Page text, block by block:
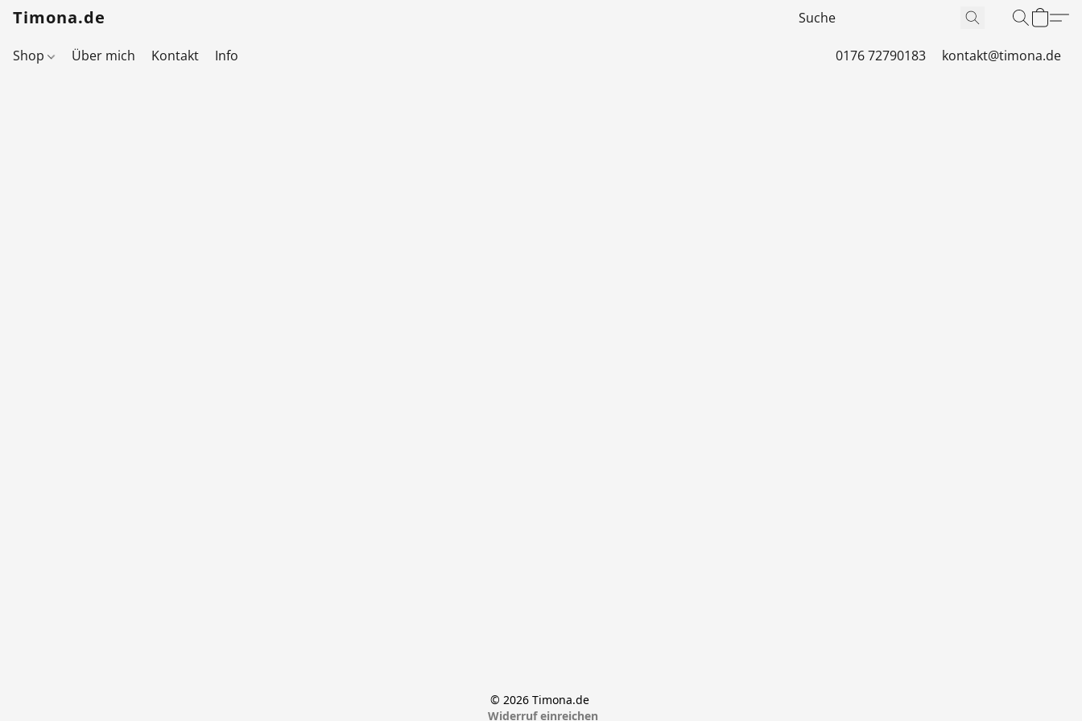
Timona.de
Shop Über mich Kontakt Info 0176 72790183 kontakt@timona.de
© 2026 Timona.de
Widerruf einreichen